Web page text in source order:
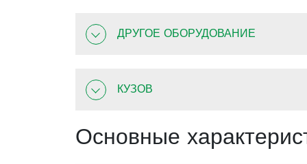
ДРУГОЕ ОБОРУДОВАНИЕ
КУЗОВ
Основные